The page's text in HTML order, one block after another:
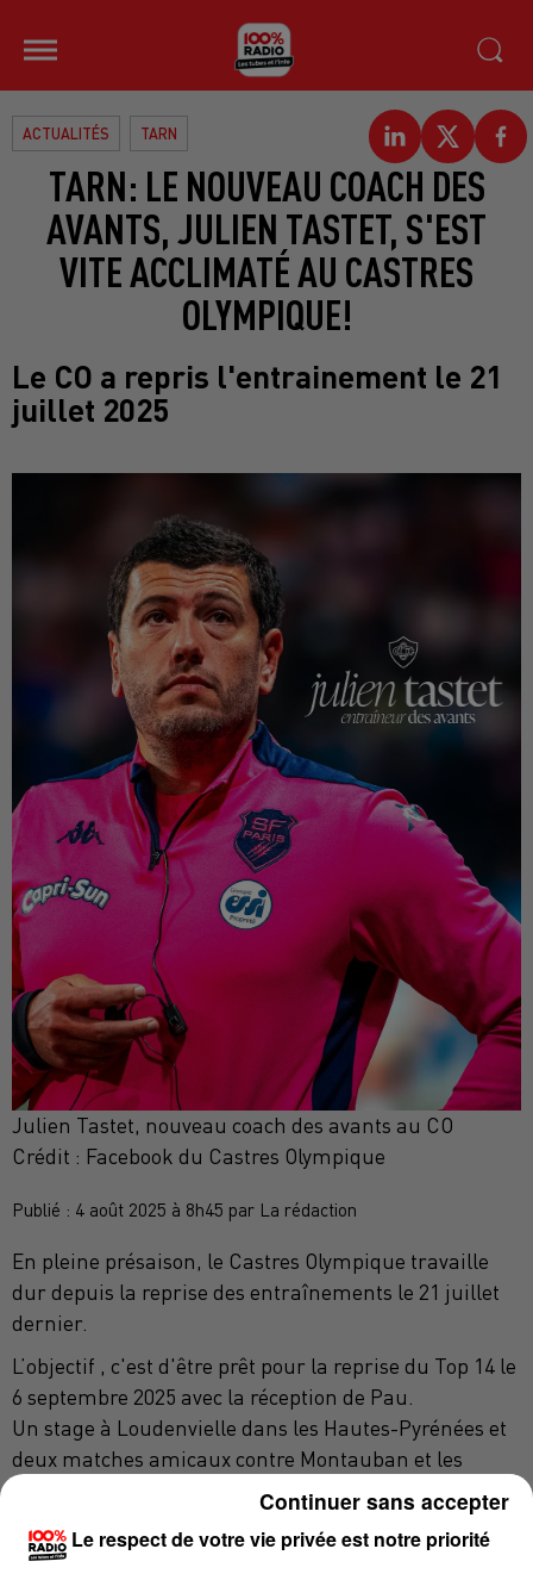
ACTUALITÉS TARN
TARN: LE NOUVEAU COACH DES
AVANTS, JULIEN TASTET, S'EST
VITE ACCLIMATÉ AU CASTRES
OLYMPIQUE!
Le CO a repris l'entrainement le 21
juillet 2025
Julien Tastet, nouveau coach des avants au CO
Crédit : Facebook du Castres Olympique
Publié : 4 août 2025 à 8h45 par La rédaction
En pleine présaison, le Castres Olympique travaille
dur depuis la reprise des entraînements le 21 juillet
dernier.
L’objectif , c'est d'être prêt pour la reprise du Top 14 le
6 septembre 2025 avec la réception de Pau.
Un stage à Loudenvielle dans les Hautes-Pyrénées et
deux matches amicaux contre Montauban et les
Harlequeens sont au programme aoûtien.
En attendant, voici l’un des petits nouveaux du groupe
Tarnais: à 38 ans, le coach des avants Julien Tastet
Le respect de votre vie privée est notre priorité
Continuer sans accepter